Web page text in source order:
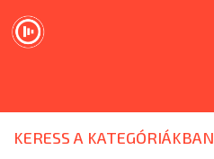
KERESS A KATEGÓRIÁKBAN
DJ ESZKÖZ